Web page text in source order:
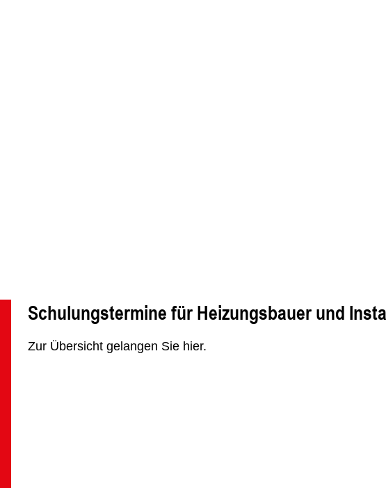
Schulungstermine für Heizungsbauer und
Zur Übersicht gelangen Sie hier.